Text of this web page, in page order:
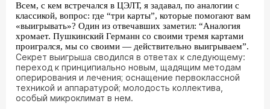
Всем, с кем встречался в ЦЭЛТ, я задавал, по аналогии с
классикой, вопрос: где “три карты”, которые помогают вам
«выигрывать»? Один из отвечавших заметил: “Аналогия
хромает. Пушкинский Германн со своими тремя картами
проигрался, мы со своими — действительно выигрываем”.
Секрет выигрыша сводился в ответах к следующему:
переход к принципиально новым, щадящим методам
оперирования и лечения; оснащение первоклассной
техникой и аппаратурой; молодость коллектива,
особый микроклимат в нем.